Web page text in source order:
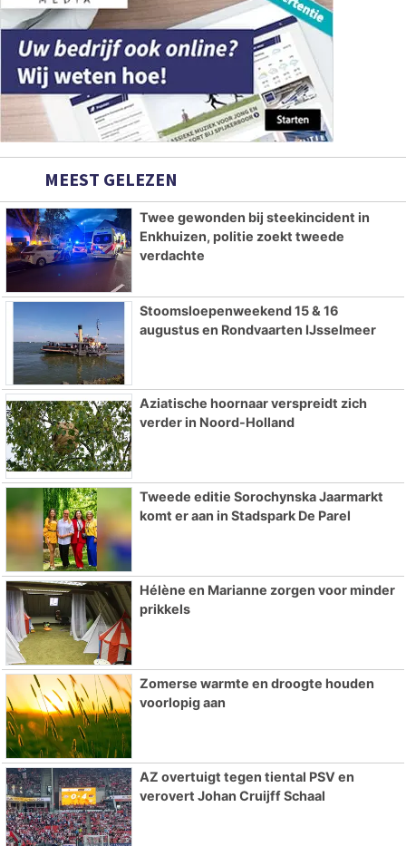
MEEST GELEZEN
Twee gewonden bij steekincident in
Enkhuizen, politie zoekt tweede
verdachte
Stoomsloepenweekend 15 & 16
augustus en Rondvaarten IJsselmeer
Aziatische hoornaar verspreidt zich
verder in Noord-Holland
Tweede editie Sorochynska Jaarmarkt
komt er aan in Stadspark De Parel
Hélène en Marianne zorgen voor minder
prikkels
Zomerse warmte en droogte houden
voorlopig aan
AZ overtuigt tegen tiental PSV en
verovert Johan Cruijff Schaal